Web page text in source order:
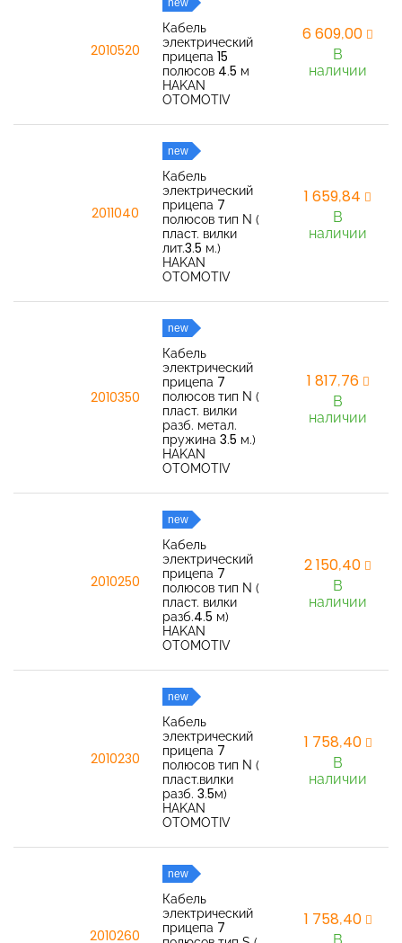
2010520
new
Кабель
электрический
прицепа 15
полюсов 4.5 м
HAKAN
OTOMOTIV
6 609,00
В
наличии
2011040
new
Кабель
электрический
прицепа 7
полюсов тип N (
пласт. вилки
лит.3.5 м.)
HAKAN
OTOMOTIV
1 659,84
В
наличии
2010350
new
Кабель
электрический
прицепа 7
полюсов тип N (
пласт. вилки
разб. метал.
пружина 3.5 м.)
HAKAN
OTOMOTIV
1 817,76
В
наличии
2010250
new
Кабель
электрический
прицепа 7
полюсов тип N (
пласт. вилки
разб.4.5 м)
HAKAN
OTOMOTIV
2 150,40
В
наличии
2010230
new
Кабель
электрический
прицепа 7
полюсов тип N (
пласт.вилки
разб. 3.5м)
HAKAN
OTOMOTIV
1 758,40
В
наличии
2010260
new
Кабель
электрический
прицепа 7
1 758,40